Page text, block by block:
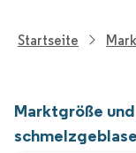
Startseite
Marktgröße